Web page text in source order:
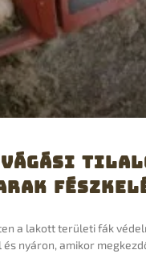
a lakott területi fák
nyáron, amikor